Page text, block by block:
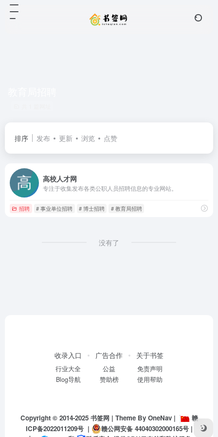
排序 发布 更新 浏览 点赞
高校人才网
专注于收集发布各类公职人员招聘信息的专业网站。
招聘 # 事业单位招聘 # 博士招聘 # 教育局招聘
没有了
收录入口
行业大全
Blog导航
广告合作
公益
赞助榜
关于书签
免责声明
使用帮助
Copyright © 2014-2025 书签网 | Theme By OneNav|
赣
ICP备2022011209号| 赣公网安备 44040302000165号|